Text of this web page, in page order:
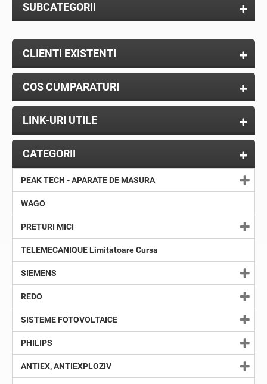
SUBCATEGORII
CLIENTI EXISTENTI
COS CUMPARATURI
LINK-URI UTILE
CATEGORII
PEAK TECH - APARATE DE MASURA
WAGO
PRETURI MICI
TELEMECANIQUE Limitatoare Cursa
SIEMENS
REDO
SISTEME FOTOVOLTAICE
PHILIPS
ANTIEX, ANTIEXPLOZIV